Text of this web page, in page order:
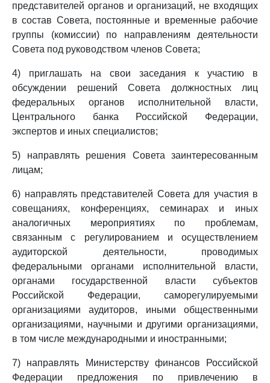
представителей органов и организаций, не входящих
в состав Совета, постоянные и временные рабочие
группы (комиссии) по направлениям деятельности
Совета под руководством членов Совета;
4) приглашать на свои заседания к участию в
обсуждении решений Совета должностных лиц
федеральных органов исполнительной власти,
Центрального банка Российской Федерации,
экспертов и иных специалистов;
5) направлять решения Совета заинтересованным
лицам;
6) направлять представителей Совета для участия в
совещаниях, конференциях, семинарах и иных
аналогичных мероприятиях по проблемам,
связанным с регулированием и осуществлением
аудиторской деятельности, проводимых
федеральными органами исполнительной власти,
органами государственной власти субъектов
Российской Федерации, саморегулируемыми
организациями аудиторов, иными общественными
организациями, научными и другими организациями,
в том числе международными и иностранными;
7) направлять Министерству финансов Российской
Федерации предложения по привлечению в